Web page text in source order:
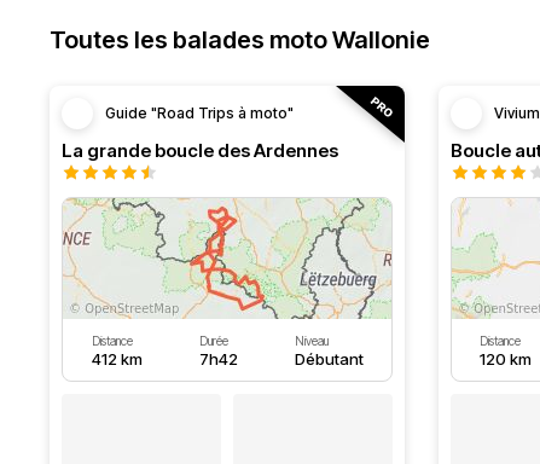
Toutes les balades moto Wallonie
Guide "Road Trips à moto"
La grande boucle des Ardennes
Distance
412 km
Durée
7h42
Niveau
Débutant
Vivium
Distance
120 km